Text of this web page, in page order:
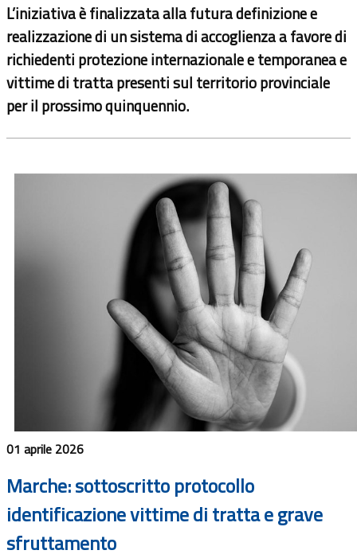
L’iniziativa è finalizzata alla futura definizione e
realizzazione di un sistema di accoglienza a favore di
richiedenti protezione internazionale e temporanea e
vittime di tratta presenti sul territorio provinciale
per il prossimo quinquennio.
01 aprile 2026
Marche: sottoscritto protocollo
identificazione vittime di tratta e grave
sfruttamento